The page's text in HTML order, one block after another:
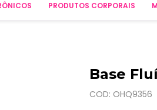
PRODUTOS CORPORAIS
Base
COD: OHQ9356